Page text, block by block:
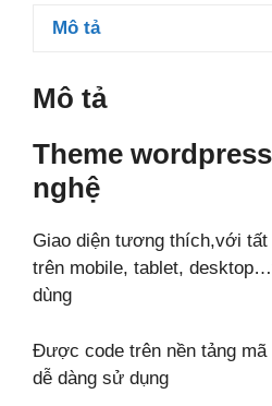
Mô tả
Mô tả
Theme
nghệ
Giao diện tương thích,với
trên mobile, tablet,
dùng
Được code trên nền tảng mã
dễ dàng sử dụng